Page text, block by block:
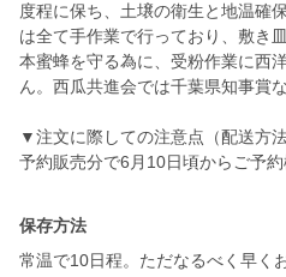
度程に保ち、土壌の衛生と地温確
は全て手作業で行っており、敷き
本蜜蜂を守る為に、受粉作業に西
ん。西瓜共進会では千葉県知事賞
▼注文に際しての注意点（配送方
予約販売分で6月10日頃からご予
保存方法
常温で10日程。ただなるべく早く